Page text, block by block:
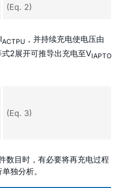
(Eq. 2)
ACTPU ，并持续充电使电压由
式2展开可推导出充电至VIAPTO
(Eq. 3)
数目时，有必要将再充电过程
独分析。